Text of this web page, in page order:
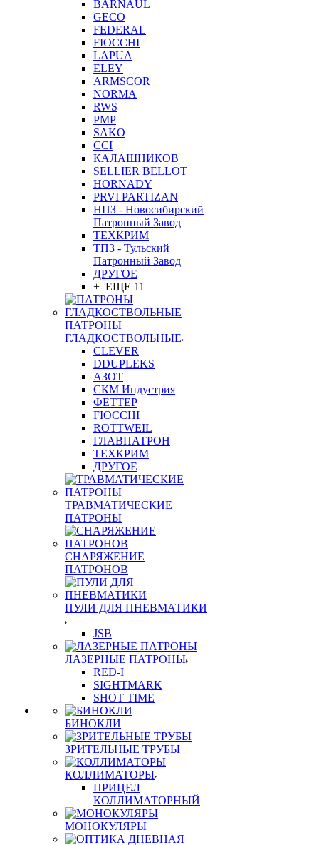
BARNAUL
GEСO
FEDERAL
FIOCCHI
LAPUA
ELEY
ARMSCOR
NORMA
RWS
PMP
SAKO
CCI
КАЛАШНИКОВ
SELLIER BELLOT
HORNADY
PRVI PARTIZAN
НПЗ - Новосибирский
Патронный Завод
ТЕХКРИМ
ТПЗ - Тульский
Патронный Завод
ДРУГОЕ
+ ЕЩЕ 11
ПАТРОНЫ
ГЛАДКОСТВОЛЬНЫЕ
CLEVER
DDUPLEKS
АЗОТ
СКМ Индустрия
ФЕТТЕР
FIOCCHI
ROTTWEIL
ГЛАВПАТРОН
ТЕХКРИМ
ДРУГОЕ
ТРАВМАТИЧЕСКИЕ
ПАТРОНЫ
СНАРЯЖЕНИЕ
ПАТРОНОВ
ПУЛИ ДЛЯ ПНЕВМАТИКИ
JSB
ЛАЗЕРНЫЕ ПАТРОНЫ
RED-I
SIGHTMARK
SHOT TIME
БИНОКЛИ
ЗРИТЕЛЬНЫЕ ТРУБЫ
КОЛЛИМАТОРЫ
ПРИЦЕЛ
КОЛЛИМАТОРНЫЙ
МОНОКУЛЯРЫ